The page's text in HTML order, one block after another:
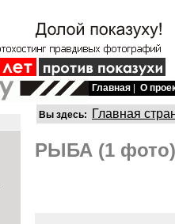
Главная О
Вы здесь: Главная
РЫБА (1 фото)